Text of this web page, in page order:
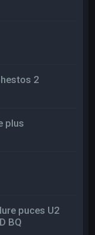
2
plus
puces U2
BQ